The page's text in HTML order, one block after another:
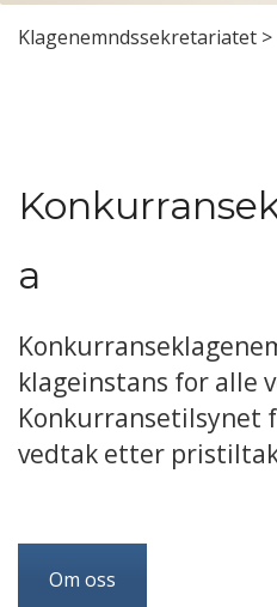
Klagenemndssekretariatet >
a
klageinstans for alle
vedtak etter
Om oss